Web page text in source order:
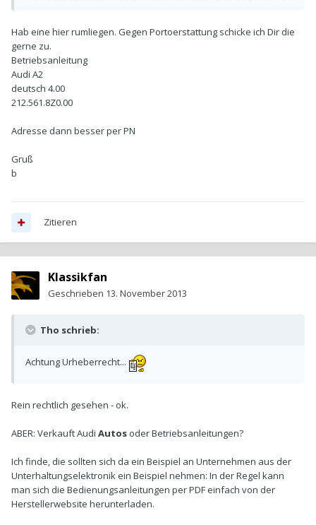
Hab eine hier rumliegen. Gegen Portoerstattung schicke ich Dir die
gerne zu.
Betriebsanleitung
Audi A2
deutsch 4.00
212.561.8Z0.00
Adresse dann besser per PN
Gruß
b
Zitieren
Klassikfan
Geschrieben 13. November 2013
Tho schrieb:
Achtung Urheberrecht...
Rein rechtlich gesehen - ok.
ABER: Verkauft Audi Autos oder Betriebsanleitungen?
Ich finde, die sollten sich da ein Beispiel an Unternehmen aus der
Unterhaltungselektronik ein Beispiel nehmen: In der Regel kann
man sich die Bedienungsanleitungen per PDF einfach von der
Herstellerwebsite herunterladen.